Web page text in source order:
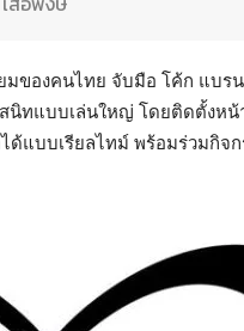
ของคนไทย จับมือ โค้ก แบ
นิทแบบเล่นใหญ่ โดยติดตั้งห
แบบเรียลไทม์ พร้อมร่วมกิจ